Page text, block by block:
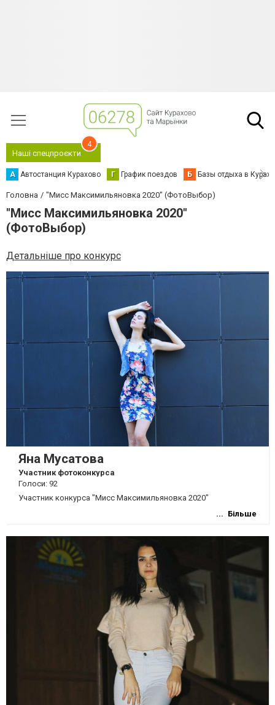
Наші спецпроєкти
4
А Автостанция Курахово Г График поездов Б Базы отдыха в
Головна "Мисс Максимильяновка 2020" (ФотоВыбор)
"Мисс Максимильяновка 2020"
(ФотоВыбор)
Яна Мусатова
Участник фотоконкурса
Голоси: 92
Участник конкурса "Мисс Максимильяновка 2020"
Більше
Детальніше про конкурс